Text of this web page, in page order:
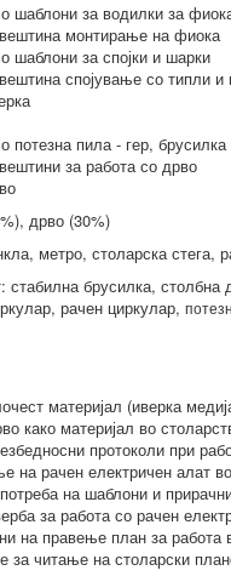
шаблони за водилки за
монтирање на фиока
шаблони за спојки и шарки
спојување со типли
потезна пила - гер,
за работа со дрво
дрво (30%)
метро, столарска стега,
стабилна брусилка,
рачен циркулар,
материјал (иверка
како материјал во
протоколи при
на рачен електричен алат
на шаблони и
за работа со рачен
на правење план за работа
за читање на столарски